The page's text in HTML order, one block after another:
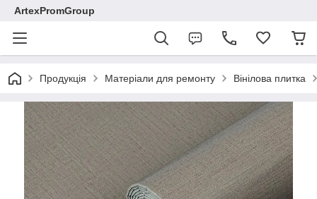
ArtexPromGroup
Продукція Матеріали для ремонту Вінілова плитка